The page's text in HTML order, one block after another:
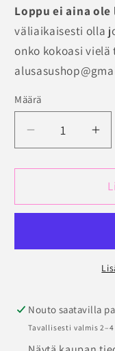
Loppu ei aina ole
väliaikaisesti olla
onko kokoasi
Määrä
Määrä
Vähennä
tuotteen
Uimapuku
Aruba
Nouto saatavilla
Tavallisesti valmis 2–4